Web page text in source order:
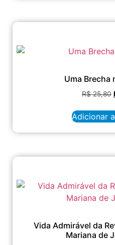
Uma Brecha
R$25,80
Adicionar
Vida Admirável da
Mariana de